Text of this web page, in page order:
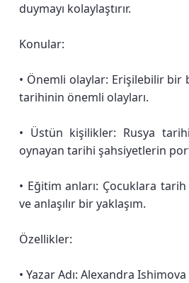
duymayı kolaylaştırır.
Konular:
• Önemli olaylar: Erişilebilir bir
tarihinin önemli olayları.
• Üstün kişilikler: Rusya
oynayan tarihi şahsiyetlerin
• Eğitim anları: Çocuklara
ve anlaşılır bir yaklaşım.
Özellikler:
• Yazar Adı: Alexandra Ishimova